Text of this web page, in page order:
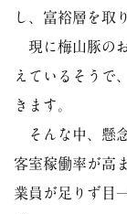
し、富裕層を取
現に梅山豚の
えているそうで
きます。
そんな中、懸
客室稼働率が高
業員が足りず目